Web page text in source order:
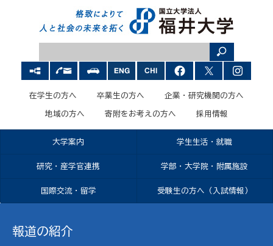
在学生の方へ 卒業生の方へ 企業・研究機関の方へ
地域の方へ 寄附をお考えの方へ 採用情報
大学案内 学生生活・就職
研究・産学官連携 学部・大学院・附属施設
国際交流・留学 受験生の方へ（入試情報）
報道の紹介